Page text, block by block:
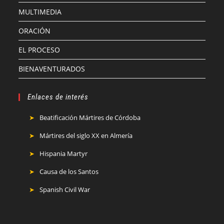
MULTIMEDIA
ORACIÓN
EL PROCESO
BIENAVENTURADOS
Enlaces de interés
Beatificación Mártires de Córdoba
Mártires del siglo XX en Almería
Hispania Martyr
Causa de los Santos
Spanish Civil War